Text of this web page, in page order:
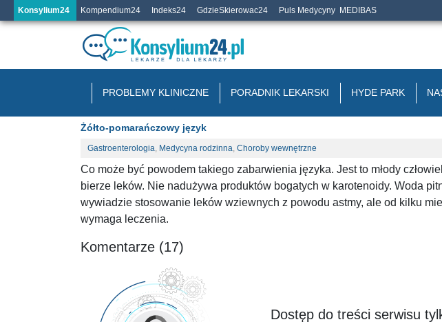
Konsylium24 Kompendium24 Indeks24 GdzieSkierowac24 Puls Medycyny MEDIBAS
PROBLEMY KLINICZNE PORADNIK LEKARSKI HYDE PARK
Żółto-pomarańczowy język
Gastroenterologia, Medycyna rodzinna, Choroby wewnętrzne
Co może być powodem takiego zabarwienia języka. Jest to młody
bierze leków. Nie nadużywa produktów bogatych w karotenoidy. Woda
wywiadzie stosowanie leków wziewnych z powodu astmy, ale od kilku
wymaga leczenia.
Komentarze (17)
Dostęp do treści serwisu